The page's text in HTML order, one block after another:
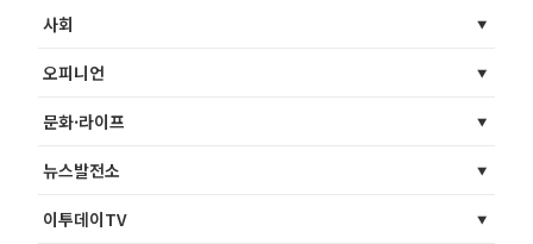
사회
오피니언
문화·라이프
뉴스발전소
이투데이TV